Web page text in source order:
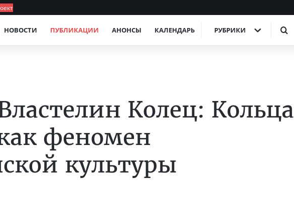
НОВОСТИ ПУБЛИКАЦИИ АНОНСЫ КАЛЕНДАРЬ РУБРИКИ
Колец: Кольца
феномен
культуры